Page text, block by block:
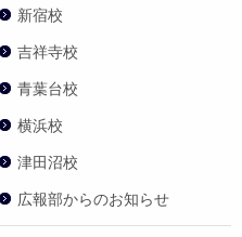
新宿校
吉祥寺校
青葉台校
横浜校
津田沼校
広報部からのお知らせ